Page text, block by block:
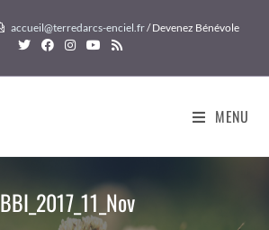
accueil@terredarcs-enciel.fr/ Devenez Bénévole
MENU
BBI_2017_11_Nov